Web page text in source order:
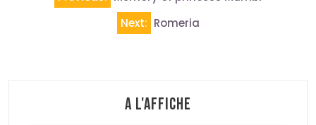
Next: Romeria
A l'affiche